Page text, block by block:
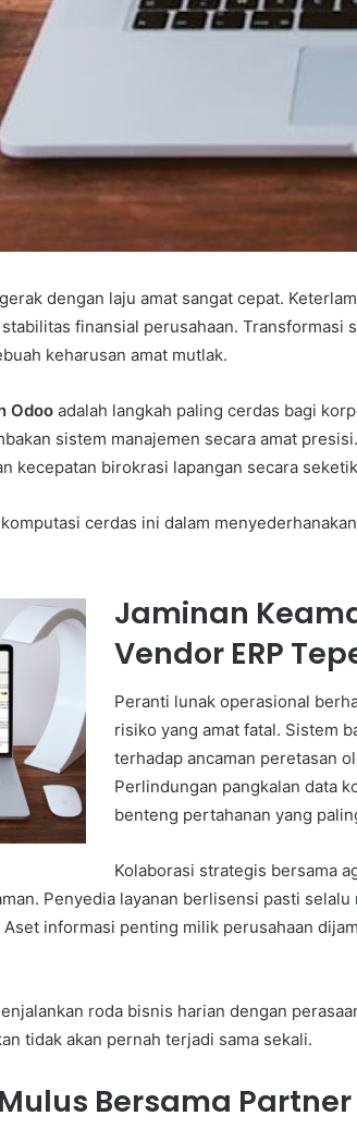
dengan laju amat sangat cepat.
finansial perusahaan. Transformasi
keharusan amat mutlak.
Odoo adalah langkah paling cerdas bagi
sistem manajemen secara amat
kecepatan birokrasi lapangan secara
cerdas ini dalam
Jaminan
Vendor ERP
Peranti lunak operasional
risiko yang amat fatal. Sistem
terhadap ancaman peretasan
Perlindungan pangkalan data
benteng pertahanan yang
Kolaborasi strategis bersama
Penyedia layanan berlisensi pasti
Aset informasi penting milik perusahaan
roda bisnis harian dengan
tidak akan pernah terjadi sama sekali.
Bersama Partner